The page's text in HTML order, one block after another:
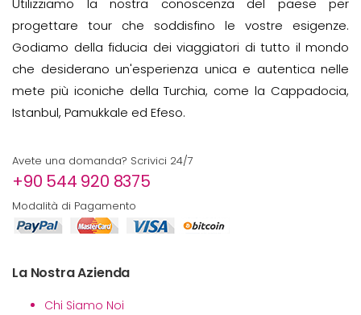
Utilizziamo la nostra conoscenza del paese per
progettare tour che soddisfino le vostre esigenze.
Godiamo della fiducia dei viaggiatori di tutto il mondo
che desiderano un'esperienza unica e autentica nelle
mete più iconiche della Turchia, come la Cappadocia,
Istanbul, Pamukkale ed Efeso.
Avete una domanda? Scrivici 24/7
+90 544 920 8375
Modalità di Pagamento
La Nostra Azienda
Chi Siamo Noi